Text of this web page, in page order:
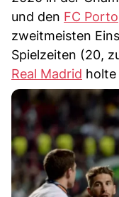
und den FC Porto
zweitmeisten
Spielzeiten (20,
Real Madrid holte